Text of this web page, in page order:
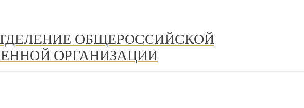
ОБЩЕРОССИЙСКОЙ
ОРГАНИЗАЦИИ